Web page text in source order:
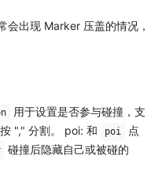
会出现 Marker 压盖的情况，
用于设置是否参与碰撞，支
按 "," 分割。 poi: 和 poi
点
碰撞后隐藏自己或被碰的